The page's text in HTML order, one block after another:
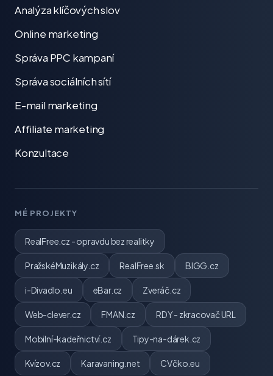
Analýza klíčových slov
Online marketing
Správa PPC kampaní
Správa sociálních sítí
E-mail marketing
Affiliate marketing
Konzultace
MÉ PROJEKTY
RealFree.cz - opravdu bez realitky
PražskéMuzikály.cz RealFree.sk BIGG.cz
i-Divadlo.eu eBar.cz Zveráč.cz
Web-clever.cz FMAN.cz RDY - zkracovač URL
Mobilní-kadeřnictví.cz Tipy-na-dárek.cz
Kvízov.cz Karavaning.net CVčko.eu